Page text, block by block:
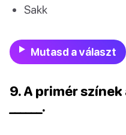
Sakk
Mutasd a választ
9. A primér színek
______.